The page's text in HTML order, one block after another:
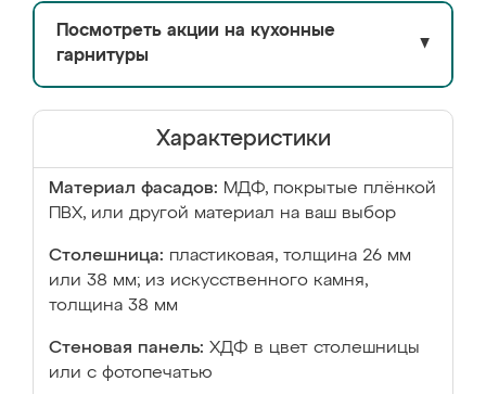
Посмотреть акции на кухонные
гарнитуры
▼
Характеристики
Материал фасадов: МДФ, покрытые плёнкой
ПВХ, или другой материал на ваш выбор
Столешница: пластиковая, толщина 26 мм
или 38 мм; из искусственного камня,
толщина 38 мм
Стеновая панель: ХДФ в цвет столешницы
или с фотопечатью